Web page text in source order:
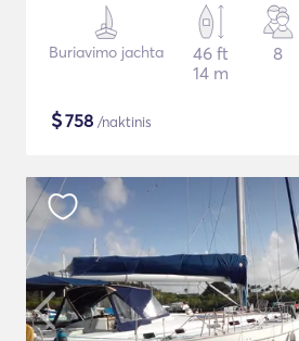
Buriavimo jachta
46 ft
14 m
8
$758 /naktinis